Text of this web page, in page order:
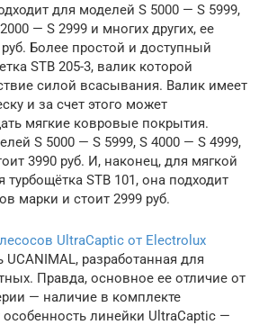
для моделей S 5000 — S 5999,
— S 2999 и многих других, ее
Более простой и доступный
STB 205-3, валик которой
силой всасывания. Валик имеет
и за счет этого может
мягкие ковровые покрытия.
S 5000 — S 5999, S 4000 — S 4999,
3990 руб. И, наконец, для мягкой
турбощётка STB 101, она подходит
марки и стоит 2999 руб.
UltraCaptic от Electrolux
разработанная для
Правда, основное ее отличие от
— наличие в комплекте
линейки UltraCaptic —